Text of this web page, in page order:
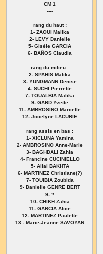
CM 1
----
rang du haut :
1- ZAOUI Malika
2- LEVY Danielle
5- Gisèle GARCIA
6- BAÑOS Claudia
rang du milieu :
2- SPAHIS Malika
3- YUNGMANN Denise
4- SUCHI Pierrette
7- TOUALBIA Malika
9- GARD Yvette
11- AMBROSINO Marcelle
12- Jocelyne LACURIE
rang assis en bas :
1- XICLUNA Yamina
2- AMBROSINO Anne-Marie
3- BAGHDALI Zahia
4- Francine CUCINIELLO
5- Allal BAKHTA
6- MARTINEZ Christiane(?)
7- TOUIBIA Zoubida
9- Danielle GENRE BERT
9- ?
10- CHIKH Zahia
11- GARCIA Alice
12- MARTINEZ Paulette
13 - Marie-Jeanne SAVOYAN